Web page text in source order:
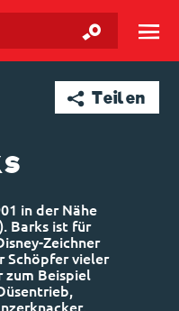
Taschenbuch ☰
➦ Teilen
in der Nähe
Barks ist für
Zeichner
Schöpfer vieler
zum Beispiel